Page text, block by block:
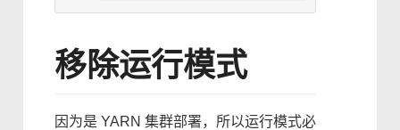
移除运行模式
因为是 YARN 集群部署，所以运行模式必